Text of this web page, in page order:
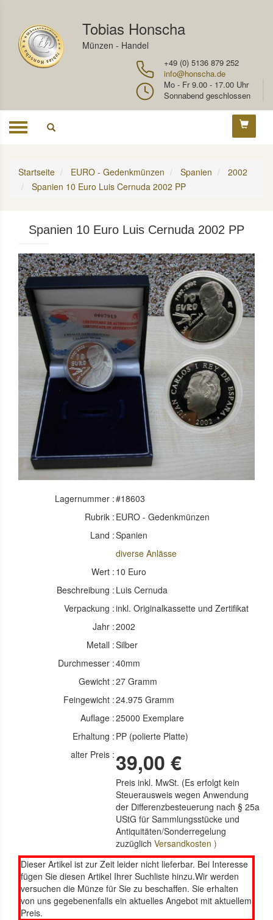
Tobias Honscha
Münzen - Handel
+49 (0) 5136 879 252
info@honscha.de
Mo - Fr 9.00 - 17.00 Uhr
Sonnabend geschlossen
Toggle
Startseite EURO - Gedenkmünzen Spanien
2002
Spanien 10 Euro Luis Cernuda 2002 PP
Spanien 10 Euro Luis Cernuda 2002 PP
Lagernummer :#18603
Rubrik : EURO - Gedenkmünzen
Land :Spanien
diverse Anlässe
Wert : 10 Euro
Beschreibung : Luis Cernuda
Verpackung :inkl. Originalkassette und Zertifikat
Jahr :2002
Metall :Silber
Durchmesser :40mm
Gewicht :27 Gramm
Feingewicht :24.975 Gramm
Auflage :25000 Exemplare
Erhaltung : PP (polierte Platte)
alter Preis : 39,00 €
Preis inkl. MwSt. (Es erfolgt kein
Steuerausweis wegen Anwendung
der Differenzbesteuerung nach § 25a
UStG für Sammlungsstücke und
Antiquitäten/Sonderregelung
zuzüglichVersandkosten )
Dieser Artikel ist zur Zeit leider nicht lieferbar. Bei Interesse
fügen Sie diesen Artikel Ihrer Suchliste hinzu.Wir werden
versuchen die Münze für Sie zu beschaffen. Sie erhalten
von uns gegebenenfalls ein aktuelles Angebot mit aktuellem
Preis.